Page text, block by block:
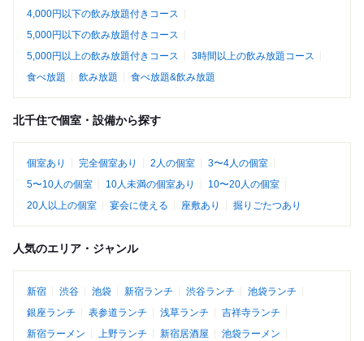
4,000円以下の飲み放題付きコース
5,000円以下の飲み放題付きコース
5,000円以上の飲み放題付きコース
3時間以上の飲み放題コース
食べ放題
飲み放題 食べ放題&飲み放題
北千住で個室・設備から探す
個室あり 完全個室あり 2人の個室
3〜4人の個室
5〜10人の個室
10人未満の個室あり
10〜20人の個室
20人以上の個室
宴会に使える 座敷あり 掘りごたつあり
人気のエリア・ジャンル
新宿 渋谷 池袋 新宿ランチ 渋谷ランチ
池袋ランチ
銀座ランチ
表参道ランチ 浅草ランチ
吉祥寺ランチ
新宿ラーメン
上野ランチ 新宿居酒屋
池袋ラーメン